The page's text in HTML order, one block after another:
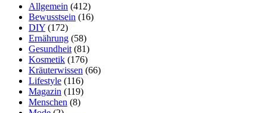
Allgemein (412)
Bewusstsein (16)
DIY (172)
Ernährung (58)
Gesundheit (81)
Kosmetik (176)
Kräuterwissen (66)
Lifestyle (116)
Magazin (119)
Menschen (8)